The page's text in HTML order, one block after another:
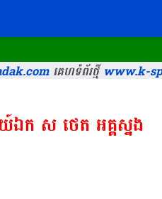
គេហទំព័រថ្មីwww.k-
ឯក​ ស​ ថេត​ អគ្គស្នង